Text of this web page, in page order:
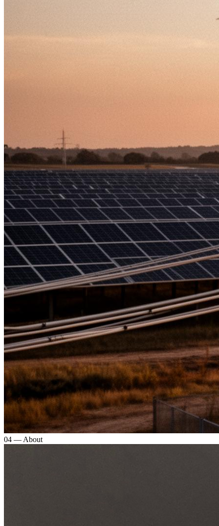
04 — About